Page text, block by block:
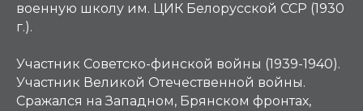
военную школу им. ЦИК Белорусской ССР (1930
г.).
Участник Советско-финской войны (1939-1940).
Участник Великой Отечественной войны.
Сражался на Западном, Брянском фронтах,